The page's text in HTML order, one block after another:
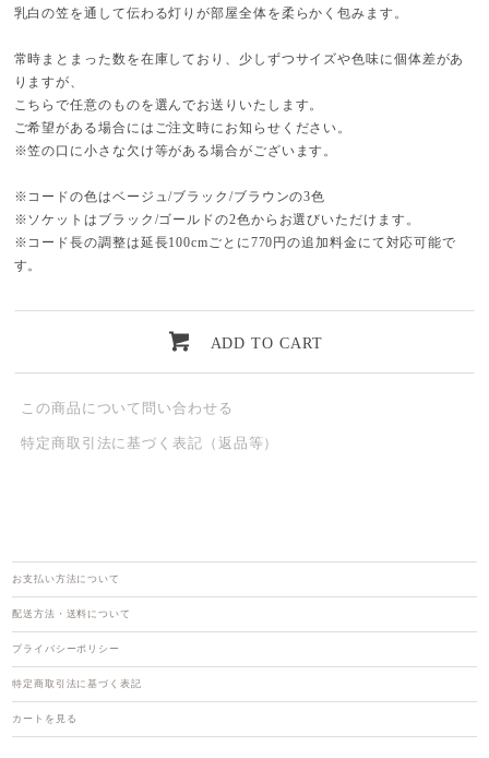
乳白の笠を通して伝わる灯りが部屋全体を柔らかく包みます。
常時まとまった数を在庫しており、少しずつサイズや色味に個体差があ
りますが、
こちらで任意のものを選んでお送りいたします。
ご希望がある場合にはご注文時にお知らせください。
※笠の口に小さな欠け等がある場合がございます。
※コードの色はベージュ/ブラック/ブラウンの3色
※ソケットはブラック/ゴールドの2色からお選びいただけます。
※コード長の調整は延長100cmごとに770円の追加料金にて対応可能で
す。
ADD TO CART
この商品について問い合わせる
特定商取引法に基づく表記（返品等）
お支払い方法について
配送方法・送料について
プライバシーポリシー
特定商取引法に基づく表記
カートを見る